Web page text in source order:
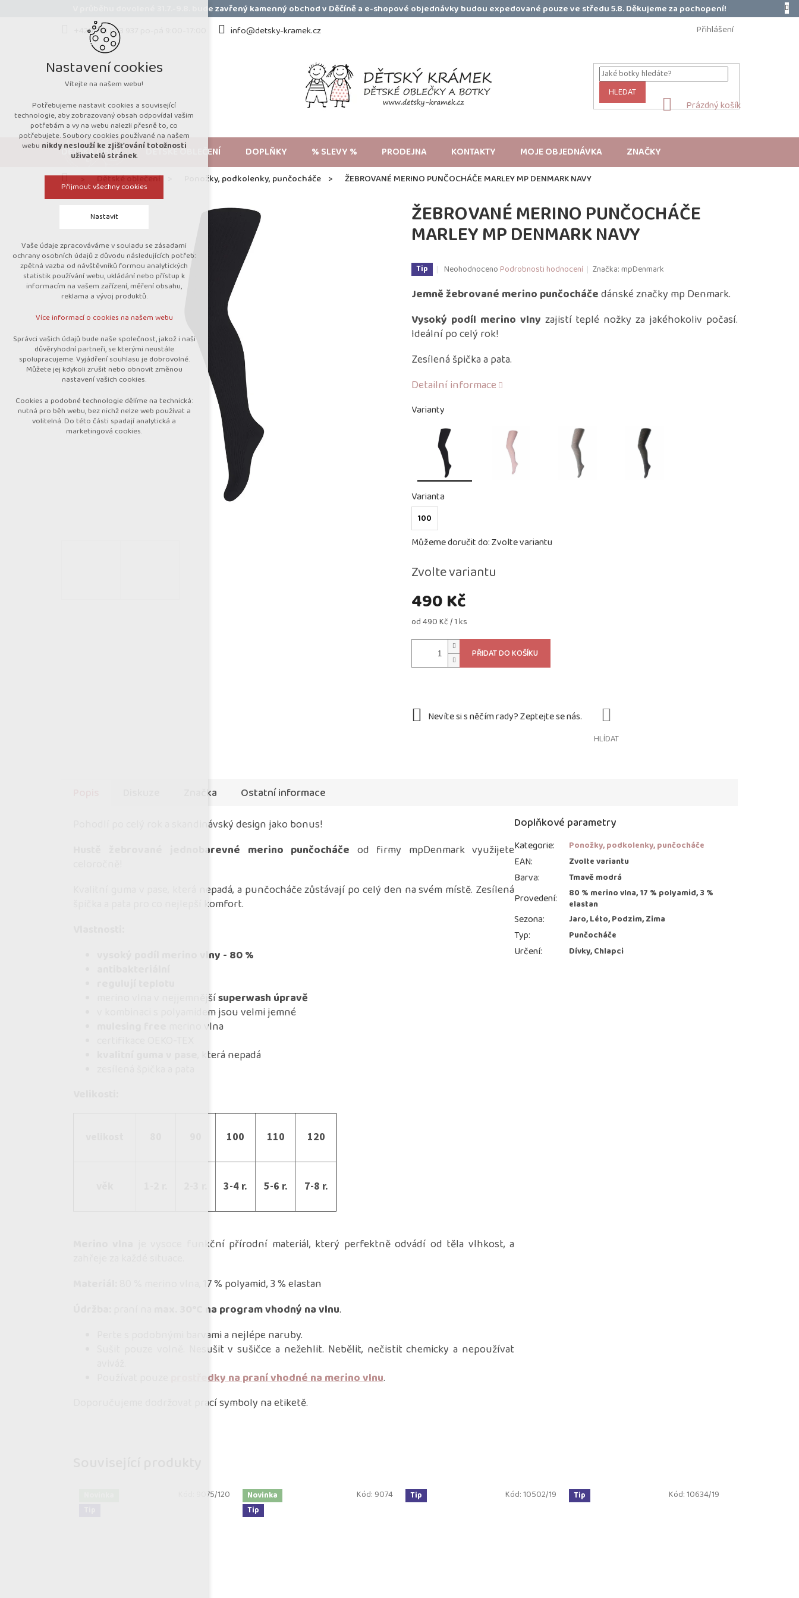
V průběhu dovolené 31.7.-9.8. bude zavřený kamenný obchod v Děčíně a e-shopové objednávky budou expedované pouze ve středu 5.8. Děkujeme za pochopení!
+420 723 053 937 po-pá 9:00-17:00
info@detsky-kramek.cz Přihlášení
HLEDAT
NÁKUPNÍ
Prázdný košík
DĚTSKÁ OBUV DĚTSKÉ OBLEČENÍ DOPLŇKY % SLEVY % PRODEJNA KONTAKTY MOJE OBJEDNÁVKA ZNAČKY
DomůDětské oblečení Ponožky, podkolenky, punčocháče ŽEBROVANÉ MERINO PUNČOCHÁČE MARLEY MP DENMARK NAVY
ŽEBROVANÉ MERINO PUNČOCHÁČE
MARLEY MP DENMARK NAVY
Tip
Průměrné
produktu
0,0
z
5
NeohodnocenoPodrobnosti hodnocení Značka:mpDenmark
490 Kč
Měrná
od 490 Kč / 1 ks
Zvolte variantu
Varianty
Varianta
100
Můžeme doručit do:Zvolte variantu
PŘIDAT DO KOŠÍKU
Jemně žebrované merino punčocháčedánské značky mp Denmark.
Vysoký podíl merino vlny zajistí teplé nožky za jakéhokoliv počasí.
Ideální po celý rok!
Zesílená špička a pata.
Detailní informace
HLÍDAT
9075/120
Novinka
Tip
Kód: 9074 Tip Kód:10502/19 Tip Kód:10634/19
Značka
Ostatní informace
Pohodlí po celý rok a skandinávský design jako bonus!
Hustě žebrované jednobarevné merino punčocháče od firmy mpDenmark využijete
Kvalitní guma v pase, která nepadá, a punčocháče zůstávají po celý den na svém místě. Zesílená
špička a pata pro co nejlepší komfort.
vysoký podíl merino vlny - 80 %
merino vlna v nejjemnějšísuperwash úpravě
v kombinaci s polyamidem jsou velmi jemné
merino vlna
, která nepadá
100 110 120
3-4 r. 5-6 r. 7-8 r.
je vysoce funkční přírodní materiál, který perfektně odvádí od těla vlhkost, a
80 % merino vlna, 17 % polyamid, 3 % elastan
max. 30°C na program vhodný na vlnu.
Perte s podobnými barvami a nejlépe naruby.
Sušit pouze volně. Nesušit v sušičce a nežehlit. Nebělit, nečistit chemicky a nepoužívat
prostředky na praní vhodné na merino vlnu.
Doporučujeme dodržovat prací symboly na etiketě.
Doplňkové parametry
Kategorie: Ponožky, podkolenky, punčocháče
EAN: Zvolte variantu
Barva: Tmavě modrá
Provedení:
80 % merino vlna, 17 % polyamid, 3 %
elastan
Sezona: Jaro, Léto, Podzim, Zima
Typ: Punčocháče
Určení: Dívky, Chlapci
Nastavení cookies
Vítejte na našem webu!
Potřebujeme nastavit cookies a související
technologie, aby zobrazovaný obsah odpovídal vašim
potřebám a vy na webu nalezli přesně to, co
potřebujete. Soubory cookies používané na našem
webu nikdy neslouží ke zjišťování totožnosti
uživatelů stránek.
Přijmout všechny cookies
Nastavit
Technická cookies
nutná pro provozování webu
udržení kontextu stránek (session):
případná přihlášení, volby jazyka, apod.
návštěvnosti
marketingová cookies (Google)
Více informací o cookies na našem webu
Přijmout všechny cookies
Odmítnout vše
Vaše údaje zpracováváme v souladu se zásadami
ochrany osobních údajů z důvodu následujících potřeb:
zpětná vazba od návštěvníků formou analytických
statistik používání webu, ukládání nebo přístup k
informacím na vašem zařízení, měření obsahu,
reklama a vývoj produktů.
Více informací o cookies na našem webu
Správci vašich údajů bude naše společnost, jakož i naši
důvěryhodní partneři, se kterými neustále
spolupracujeme. Vyjádření souhlasu je dobrovolné.
Můžete jej kdykoli zrušit nebo obnovit změnou
nastavení vašich cookies.
Cookies a podobné technologie dělíme na technická:
nutná pro běh webu, bez nichž nelze web používat a
volitelná. Do této části spadají analytická a
marketingová cookies.